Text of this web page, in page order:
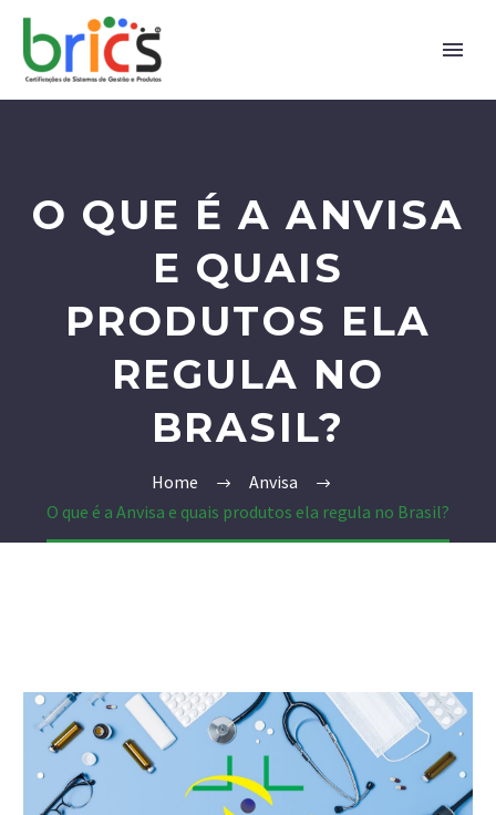
O QUE É A ANVISA
E QUAIS
PRODUTOS ELA
REGULA NO
BRASIL?
Home
Anvisa
O que é a Anvisa e quais produtos ela regula no Brasil?